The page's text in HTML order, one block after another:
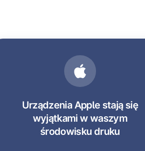
Urządzenia Apple stają się
wyjątkami w waszym
środowisku druku